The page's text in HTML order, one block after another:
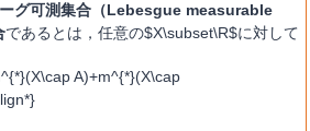
グ可測集合（Lebesgue measurable
であるとは，任意の$X\subset\R$に対して
A)+m^{*}(X\cap